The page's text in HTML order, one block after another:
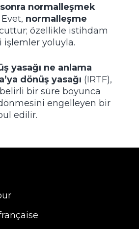
normalleşmek
Evet, normalleşme
özellikle istihdam
işlemler yoluyla.
yasağı ne anlama
dönüş yasağı (IRTF),
bir süre boyunca
engelleyen bir
edilir.